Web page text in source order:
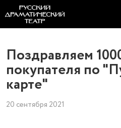
Поздравляем
покупателя по
карте"
20 сентября 2021